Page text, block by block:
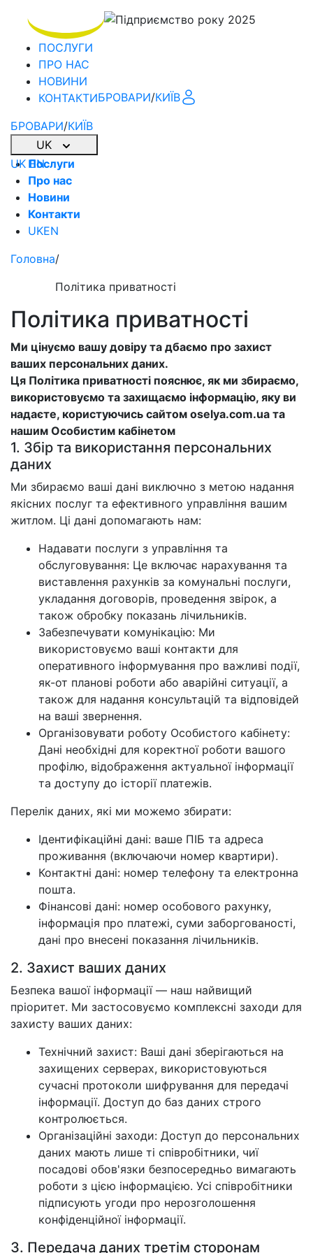
ПОСЛУГИ
ПРО НАС
НОВИНИ
КОНТАКТИ
БРОВАРИ/КИЇВ
UK
UKEN
БРОВАРИ/КИЇВ
Послуги
Про нас
Новини
Контакти
UKEN
Головна/
Політика приватності
Політика приватності
Ми цінуємо вашу довіру та дбаємо про захист
ваших персональних даних.
Ця Політика приватності пояснює, як ми збираємо,
використовуємо та захищаємо інформацію, яку ви
надаєте, користуючись сайтом oselya.com.ua та
нашим Особистим кабінетом
1. Збір та використання персональних
даних
Ми збираємо ваші дані виключно з метою надання
якісних послуг та ефективного управління вашим
житлом. Ці дані допомагають нам:
Надавати послуги з управління та
обслуговування: Це включає нарахування та
виставлення рахунків за комунальні послуги,
укладання договорів, проведення звірок, а
також обробку показань лічильників.
Забезпечувати комунікацію: Ми
використовуємо ваші контакти для
оперативного інформування про важливі події,
як-от планові роботи або аварійні ситуації, а
також для надання консультацій та відповідей
на ваші звернення.
Організовувати роботу Особистого кабінету:
Дані необхідні для коректної роботи вашого
профілю, відображення актуальної інформації
та доступу до історії платежів.
Перелік даних, які ми можемо збирати:
Ідентифікаційні дані: ваше ПІБ та адреса
проживання (включаючи номер квартири).
Контактні дані: номер телефону та електронна
пошта.
Фінансові дані: номер особового рахунку,
інформація про платежі, суми заборгованості,
дані про внесені показання лічильників.
2. Захист ваших даних
Безпека вашої інформації — наш найвищий
пріоритет. Ми застосовуємо комплексні заходи для
захисту ваших даних:
Технічний захист: Ваші дані зберігаються на
захищених серверах, використовуються
сучасні протоколи шифрування для передачі
інформації. Доступ до баз даних строго
контролюється.
Організаційні заходи: Доступ до персональних
даних мають лише ті співробітники, чиї
посадові обов'язки безпосередньо вимагають
роботи з цією інформацією. Усі співробітники
підписують угоди про нерозголошення
конфіденційної інформації.
3. Передача даних третім сторонам